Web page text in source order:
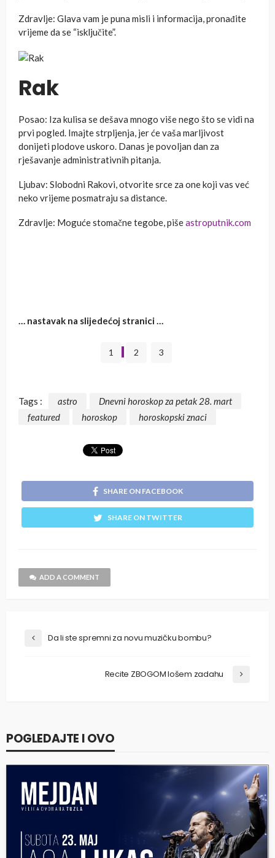
Zdravlje: Glava vam je puna misli i informacija, pronađite
vrijeme da se “isključite”.
Rak
Posao: Iza kulisa se dešava mnogo više nego što se vidi na
prvi pogled. Imajte strpljenja, jer će vaša marljivost
donijeti plodove uskoro. Danas je povoljan dan za
rješavanje administrativnih pitanja.
Ljubav: Slobodni Rakovi, otvorite srce za one koji vas već
neko vrijeme posmatraju sa distance.
Zdravlje: Moguće stomačne tegobe, pišeastroputnik.com
… nastavak na slijedećoj stranici …
1 2 3
Tags : astro
Dnevni horoskop za petak 28. mart
featured
horoskop horoskopski znaci
SHARE ON FACEBOOK
SHARE ON TWITTER
ADD A COMMENT
Da li ste spremni za novu muzičku bombu?
Recite ZBOGOM lošem zadahu
POGLEDAJTE I OVO